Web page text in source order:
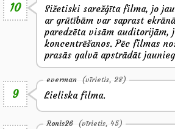
10
Sižetiski sarežģīta filma, jo
ar grūtībām var saprast
paredzēta visām auditorijām,
koncentrēšanos. Pēc filmas
prasās galvā apstrādāt
9
everman (vīrietis, 28)
Lieliska filma.
Ronis26 (vīrietis, 45)